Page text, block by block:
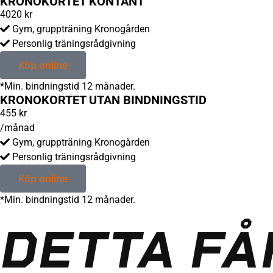
4020 kr
Gym, gruppträning Kronogården
Personlig träningsrådgivning
Köp online
*Min. bindningstid 12 månader.
KRONOKORTET UTAN BINDNINGSTID
455 kr
/månad
Gym, gruppträning Kronogården
Personlig träningsrådgivning
Köp online
*Min. bindningstid 12 månader.
DETTA